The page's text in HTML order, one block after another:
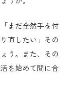
まだ全然手を付
直したい」その
う。また、その
を始めて間に合